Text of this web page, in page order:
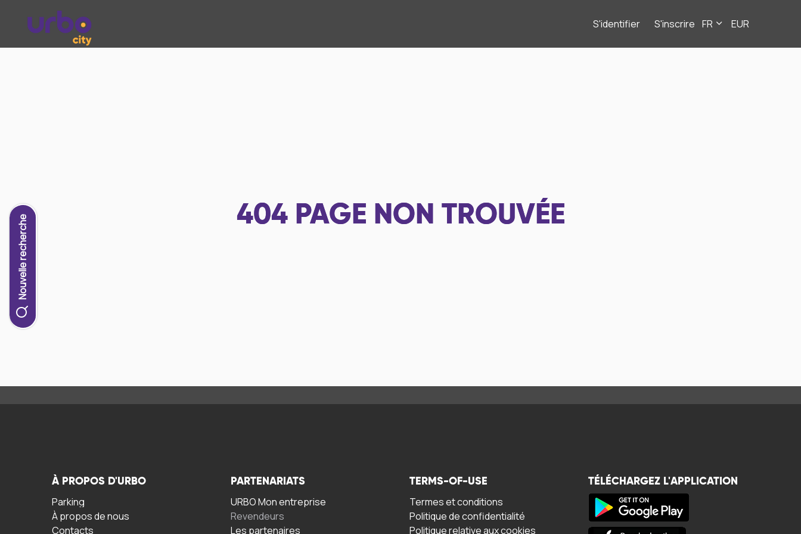
S'identifier S'inscrire FR EUR
Nouvelle recherche 404 PAGE NON TROUVÉE
À PROPOS D'URBO
Parking
À propos de nous
Contacts
PARTENARIATS
URBO Mon entreprise
Revendeurs
Les partenaires
TERMS-OF-USE
Termes et conditions
Politique de confidentialité
Politique relative aux cookies
TÉLÉCHARGEZ L'APPLICATION